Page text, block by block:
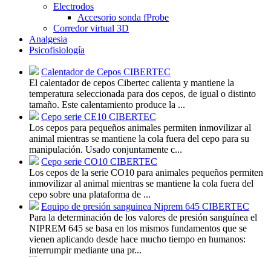
Electrodos
Accesorio sonda fProbe
Corredor virtual 3D
Analgesia
Psicofisiología
Calentador de Cepos CIBERTEC
El calentador de cepos Cibertec calienta y mantiene la
temperatura seleccionada para dos cepos, de igual o distinto
tamaño. Este calentamiento produce la ...
Cepo serie CE10 CIBERTEC
Los cepos para pequeños animales permiten inmovilizar al
animal mientras se mantiene la cola fuera del cepo para su
manipulación. Usado conjuntamente c...
Cepo serie CO10 CIBERTEC
Los cepos de la serie CO10 para animales pequeños permiten
inmovilizar al animal mientras se mantiene la cola fuera del
cepo sobre una plataforma de ...
Equipo de presión sanguinea Niprem 645 CIBERTEC
Para la determinación de los valores de presión sanguínea el
NIPREM 645 se basa en los mismos fundamentos que se
vienen aplicando desde hace mucho tiempo en humanos:
interrumpir mediante una pr...